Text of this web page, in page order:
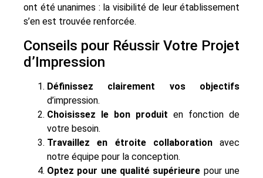
ont été unanimes : la visibilité de leur établissement
s’en est trouvée renforcée.
Conseils pour Réussir Votre Projet
d’Impression
Définissez clairement vos objectifs
d’impression.
Choisissez le bon produit en fonction de
votre besoin.
Travaillez en étroite collaborationavec
notre équipe pour la conception.
Optez pour une qualité supérieure pour une